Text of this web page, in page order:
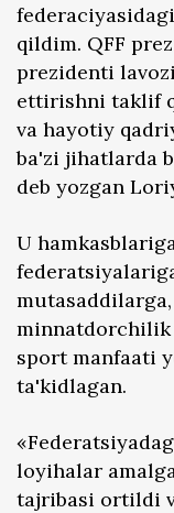
qildim. QFF
prezidenti
ettirishni taklif
va hayotiy
ba'zi jihatlarda
deb yozgan
U
minnatdorchilik
sport manfaati
ta'kidlagan.
loyihalar
tajribasi ortildi